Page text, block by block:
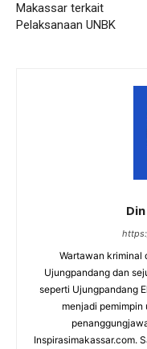
Makassar terkait
Pelaksanaan UNBK
Wartawan kriminal
Ujungpandang dan
seperti Ujungpandang
menjadi pemimpin
Inspirasimakassar.com.